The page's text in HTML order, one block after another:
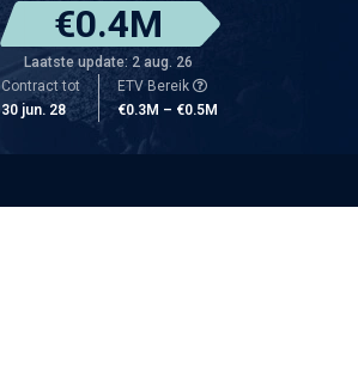
€0.4M
Laatste update: 2 aug. 26
Contract tot
30 jun. 28
ETV Bereik
€0.3M – €0.5M